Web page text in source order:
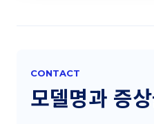
CONTACT
모델명과 증